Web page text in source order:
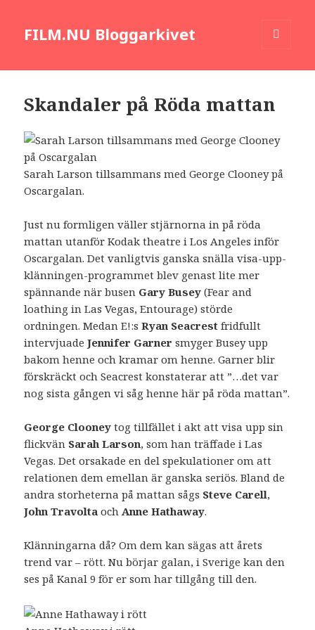
FILM.NU Bloggarkivet
Skandaler på Röda mattan
Sarah Larson tillsammans med George Clooney på
Oscargalan.
Just nu formligen väller stjärnorna in på röda
mattan utanför Kodak theatre i Los Angeles inför
Oscargalan. Det vanligtvis ganska snälla visa-upp-
klänningen-programmet blev genast lite mer
spännande när busen Gary Busey (Fear and
loathing in Las Vegas, Entourage) störde
ordningen. Medan E!:sRyan Seacrest fridfullt
intervjuadeJennifer Garner smyger Busey upp
bakom henne och kramar om henne. Garner blir
förskräckt och Seacrest konstaterar att ”…det var
nog sista gången vi såg henne här på röda mattan”.
George Clooney tog tillfället i akt att visa upp sin
flickvän Sarah Larson, som han träffade i Las
Vegas. Det orsakade en del spekulationer om att
relationen dem emellan är ganska seriös. Bland de
andra storheterna på mattan sågs Steve Carell,
John Travolta ochAnne Hathaway.
Klänningarna då? Om dem kan sägas att årets
trend var – rött. Nu börjar galan, i Sverige kan den
ses på Kanal 9 för er som har tillgång till den.